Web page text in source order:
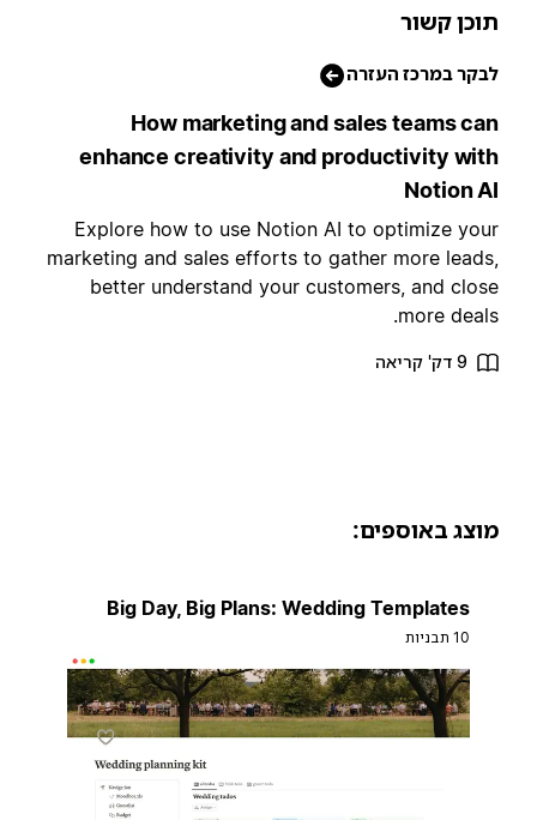
קשור
במרכז העזרה
How marketing and sales teams
enhance creativity and productivity
Notion
Explore how to use Notion AI to optimize
marketing and sales efforts to gather more
better understand your customers, and
more
9 דק' קריאה
באוספים:
Big Day, Big Plans: Wedding Templates